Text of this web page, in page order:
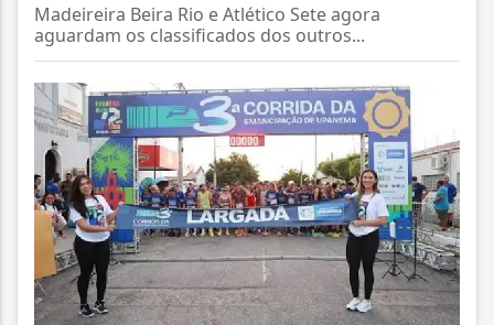
Madeireira Beira Rio e Atlético Sete agora
aguardam os classificados dos outros...